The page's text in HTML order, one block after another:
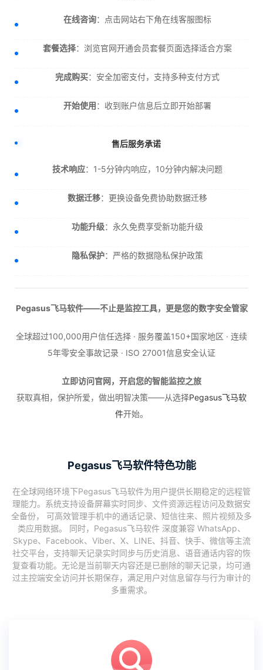
在线咨询：点击网站右下角在线客服图标
套餐选择：浏览官网开通会员套餐页面选择适合方案
完成购买：安全加密支付，支持多种支付方式
开始使用：收到账户信息后立即开始部署
售后服务承诺
技术响应：1-5分钟内响应，10分钟内解决问题
数据迁移：更换设备免费协助数据迁移
功能升级：永久免费享受新功能升级
隐私保护：严格的数据隐私保护政策
Pegasus飞马软件——不止是监控工具，更是您的数字安全管家
全球超过100,000用户信任选择 · 服务覆盖150+国家地区 · 连续
5年零安全事故记录 · ISO 27001信息安全认证
立即访问官网，开启您的智能监控之旅
获取真相，保护所爱，做出明智决策——从选择Pegasus飞马软
件开始。
Pegasus飞马软件特色功能
在全球网络环境下Pegasus飞马软件为用户提供长期稳定的远程管
理能力。系统支持设备屏幕实时同步、文件资源远程访问及数据安
全备份， 可高效管理手机中的通话记录、短信往来、照片视频及多
类应用数据。 同时，Pegasus飞马软件 深度兼容 WhatsApp、
Skype、Facebook、Viber、X、LINE、抖音、快手、微信等主流
社交平台，支持聊天记录实时同步与历史消息、语音通话内容的恢
复查看功能。无论是当前聊天内容还是已删除的聊天记录，均可通
过主控端安全访问并长期保存，满足用户对信息留存与行为审计的
多重需求。